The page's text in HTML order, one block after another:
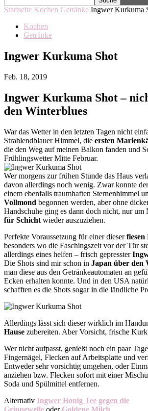
Startseite Kochen Getränke Ingwer Kurkuma
Kochen
Getränke
Ingwer Kurkuma Shot
Feb. 18, 2019
Ingwer Kurkuma Shot –
den Winterblues
War das Wetter in den letzten Tagen nicht
Strahlendblauer Himmel, die ersten
die den Weg auf meinen Balkon fanden und
Frühlingswetter Mitte Februar.
Wer morgens zur frühen Stunde das Haus
davon allerdings noch wenig. Zwar konnte
einem ebenfalls traumhaften Sternenhimmel
Vollmond begonnen werden, aber ohne
Handschuhe ging es dann doch nicht, nur um
für Schicht wieder auszuziehen.
Perfekte Voraussetzung für einer dieser
besonders wo die Faschingszeit vor der Tür
allerdings eines helfen – frisch gepresster
Die Shots sind mir schon in Japan über den
man diese aus den Getränkeautomaten an
Ecken erhalten konnte. Und in den USA
schafften es die Shots sogar in die ländliche
Allerdings lässt sich dieser wirklich im
Hause zubereiten. Aber Vorsicht, frische
Wer nicht aufpasst, genießt noch ein paar
Fingernägel, Flecken auf Arbeitsplatte und
Entweder sehr vorsichtig umgehen, oder
anziehen bzw. Flecken sofort mit einer
Soda und Spülmittel entfernen.
Alternativ Ingwer Honig Tee gegen die
Grippewelle oder Goldene Milch